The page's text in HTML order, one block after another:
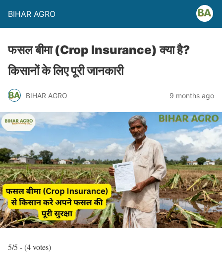
BIHAR AGRO
फसल बीमा (Crop Insurance) क्या है?
किसानों के लिए पूरी जानकारी
BIHAR AGRO 9 months ago
5/5 - (4 votes)